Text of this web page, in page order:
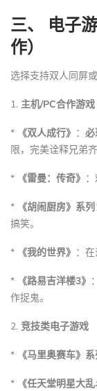
三、 电子
作）
选择支持双人同屏
1. 主机/PC合作游
* 《双人成行》 ： 必
限，完美诠释兄弟齐
* 《雷曼：传奇》
* 《胡闹厨房》系列
搞笑。
* 《我的世界》 ：
* 《路易吉洋楼3》
作捉鬼。
2. 竞技类电子游戏
* 《马里奥赛车》系
* 《任天堂明星大乱